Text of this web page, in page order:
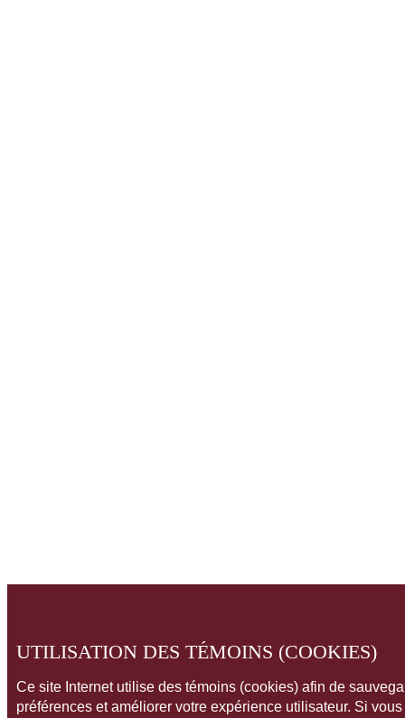
UTILISATION DES TÉMOINS (COOKIES)
Ce site Internet utilise des témoins (cookies) afin de
préférences et améliorer votre expérience utilisateur. Si